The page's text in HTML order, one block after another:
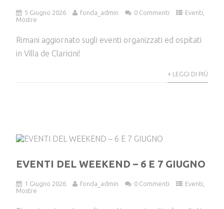
5 Giugno 2026 fonda_admin 0 Commenti Eventi
Mostre
Rimani aggiornato sugli eventi organizzati ed ospitati
in Villa de Claricini!
+ LEGGI DI PIÙ
EVENTI DEL WEEKEND – 6 E 7 GIUGNO
1 Giugno 2026 fonda_admin 0 Commenti Eventi
Mostre